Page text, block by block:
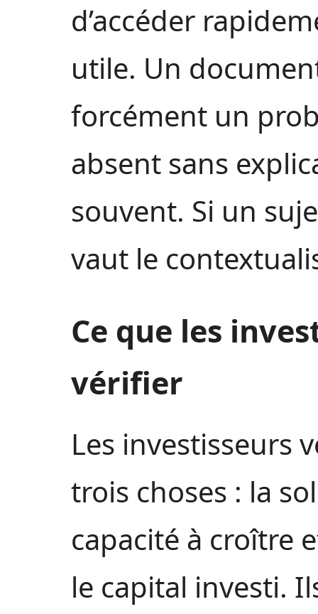
d’accéder
utile. Un
forcément un
absent sans
souvent. Si un
vaut le
Ce que les
vérifier
Les investisseurs
trois choses : la
capacité à croître
le capital investi.